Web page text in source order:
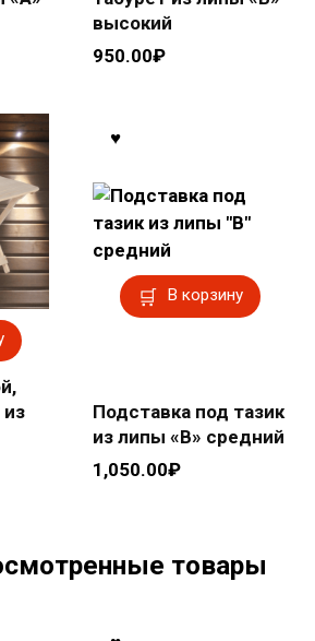
высокий
950.00₽
В корзину
Подставка под тазик
из липы «В» средний
1,050.00₽
товары